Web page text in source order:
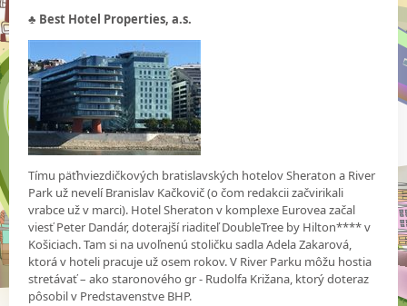
♣ Best Hotel Properties, a.s.
Tímu päťhviezdičkových bratislavských hotelov Sheraton a River
Park už nevelí Branislav Kačkovič (o čom redakcii začvirikali
vrabce už v marci). Hotel Sheraton v komplexe Eurovea začal
viesť Peter Dandár, doterajší riaditeľ DoubleTree by Hilton**** v
Košiciach. Tam si na uvoľnenú stoličku sadla Adela Zakarová,
ktorá v hoteli pracuje už osem rokov. V River Parku môžu hostia
stretávať – ako staronového gr - Rudolfa Križana, ktorý doteraz
pôsobil v Predstavenstve BHP.